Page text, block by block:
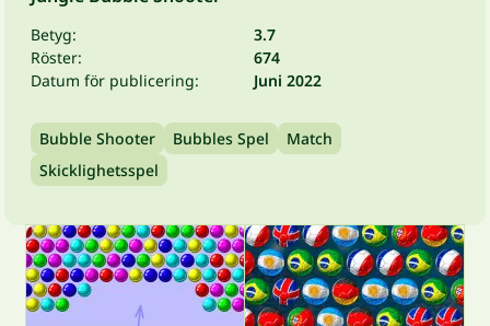
Betyg:
3.7
Röster:
674
Datum för publicering:
Juni 2022
Bubble Shooter Bubbles Spel
Match
Skicklighetsspel